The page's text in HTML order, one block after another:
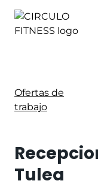
Ofertas de
trabajo
Tulea